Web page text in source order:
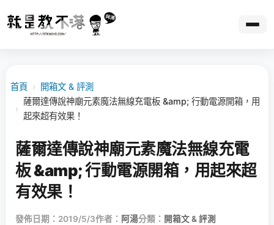
首頁 › 開箱文 & 評測
›
薩爾達傳說神廟元素魔法無線充電板 &amp; 行動電源開箱，用
起來超有效果！
薩爾達傳說神廟元素魔法無線充電
板 &amp; 行動電源開箱，用起來超
有效果！
發佈日期：2019/5/3作者： 阿湯分類： 開箱文 & 評測